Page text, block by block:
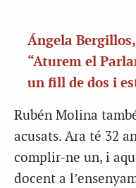
Ángela
“Aturem el
un fill de dos i
Rubén Molina
acusats. Ara té 32
complir-ne un, i
docent a